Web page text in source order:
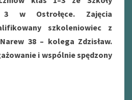
w Ostrołęce. Zajęcia
szkoleniowiec z
38 – kolega Zdzisław.
i wspólnie spędzony